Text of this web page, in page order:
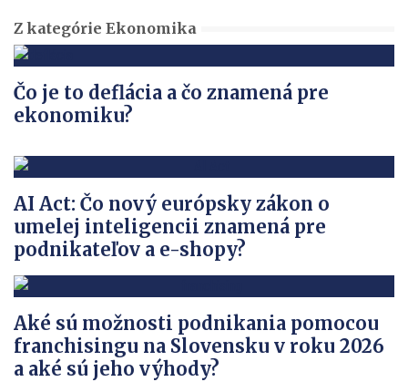
Z kategórie Ekonomika
Čo je to deflácia a čo znamená pre
ekonomiku?
AI Act: Čo nový európsky zákon o
umelej inteligencii znamená pre
podnikateľov a e-shopy?
Aké sú možnosti podnikania pomocou
franchisingu na Slovensku v roku 2026
a aké sú jeho výhody?